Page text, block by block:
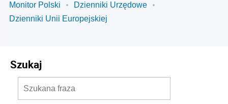
Monitor Polski
Dzienniki Urzędowe
Dzienniki Unii Europejskiej
Szukaj